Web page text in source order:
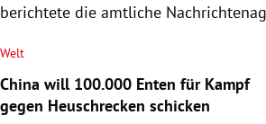
berichtete die amtliche
Welt
China will 100.000 Enten für Kampf
gegen Heuschrecken schicken